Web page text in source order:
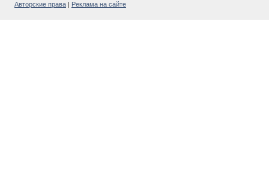
Авторские права Реклама на сайте